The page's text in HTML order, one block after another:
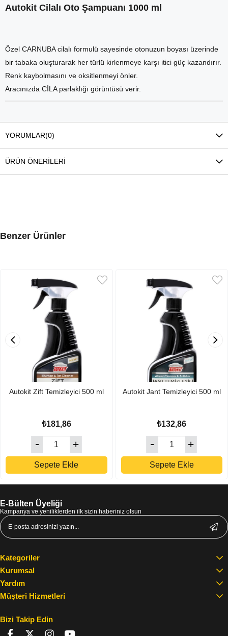
Autokit Cilalı Oto Şampuanı 1000 ml
Özel CARNUBA cilalı formulü sayesinde otonuzun boyası üzerinde
bir tabaka oluşturarak her türlü kirlenmeye karşı itici güç kazandırır.
Renk kaybolmasını ve oksitlenmeyi önler.
Aracınızda CİLA parlaklığı görüntüsü verir.
YORUMLAR(0)
ÜRÜN ÖNERILERI
Benzer Ürünler
Autokit Zift Temizleyici 500 ml
₺181,86
Sepete Ekle
Autokit Jant Temizleyici 500 ml
₺132,86
Sepete Ekle
E-Bülten Üyeliği
Kampanya ve yeniliklerden ilk sizin haberiniz olsun
Kategoriler
Kurumsal
Yardım
Müşteri Hizmetleri
Bizi Takip Edin